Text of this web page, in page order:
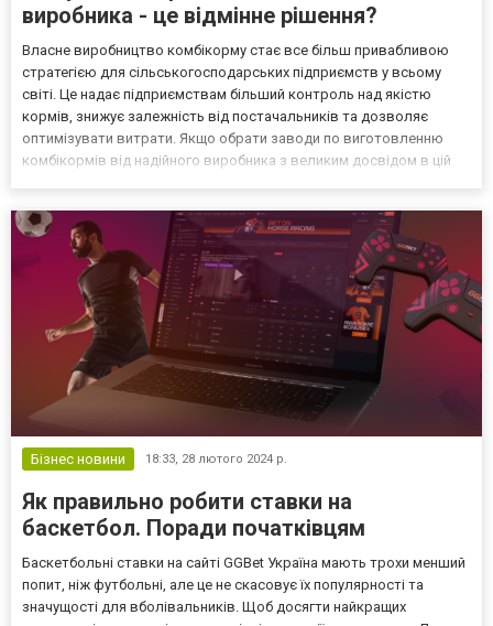
виробника - це відмінне рішення?
Власне виробництво комбікорму стає все більш привабливою
стратегією для сільськогосподарських підприємств у всьому
світі. Це надає підприємствам більший контроль над якістю
кормів, знижує залежність від постачальників та дозволяє
оптимізувати витрати. Якщо обрати заводи по виготовленню
комбікормів від надійного виробника з великим досвідом в цій
Бізнес новини 18:33, 28 лютого 2024 р.
Як правильно робити ставки на
баскетбол. Поради початківцям
Баскетбольні ставки на сайті GGBet Україна мають трохи менший
попит, ніж футбольні, але це не скасовує їх популярності та
значущості для вболівальників. Щоб досягти найкращих